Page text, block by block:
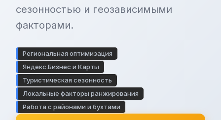
сезонностью и геозависимыми
факторами.
Региональная оптимизация
Яндекс.Бизнес и Карты
Туристическая сезонность
Локальные факторы ранжирования
Работа с районами и бухтами